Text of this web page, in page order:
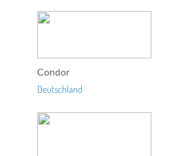
Condor
Deutschland